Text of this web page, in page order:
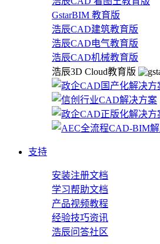
GstarBIM 教育版
浩辰CAD建筑教育版
浩辰CAD电气教育版
浩辰CAD机械教育版
浩辰3D Cloud教育版
支持
安装注册文档
学习帮助文档
产品视频教程
经验技巧资讯
浩辰问答社区